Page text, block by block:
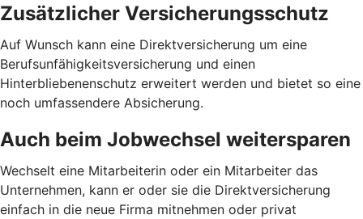
Zusätzlicher Versicherungsschutz
Auf Wunsch kann eine Direktversicherung um eine
Berufsunfähigkeitsversicherung und einen
Hinterbliebenenschutz erweitert werden und bietet so eine
noch umfassendere Absicherung.
Auch beim Jobwechsel weitersparen
Wechselt eine Mitarbeiterin oder ein Mitarbeiter das
Unternehmen, kann er oder sie die Direktversicherung
einfach in die neue Firma mitnehmen oder privat